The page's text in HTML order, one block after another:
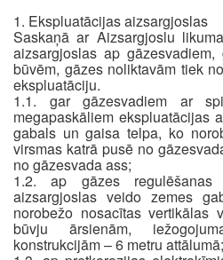
1. Ekspluatācijas aizsargjoslas
Saskaņā ar Aizsargjoslu
aizsargjoslas ap
būvēm, gāzes noliktavām tiek
ekspluatāciju.
1.1. gar gāzesvadiem ar
megapaskāliem ekspluatācijas
gabals un gaisa telpa, ko
virsmas katrā pusē no
no gāzesvada ass;
1.2. ap gāzes regulēšanas
aizsargjoslas veido zemes
norobežo nosacītas vertikālas
būvju ārsienām,
konstrukcijām – 6 metru attālumā;